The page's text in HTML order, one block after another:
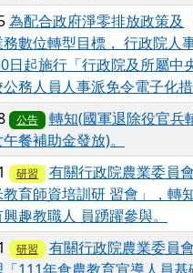
為配合政府淨零排放政策及
數位轉型目標， 行政院人
日起施行「行政院及所屬中
公務人員人事派免令電子化措
公告
轉知(國軍退除役官兵
餐補助金發放)。
研習
有關行政院農業委員
育師資培訓研 習會」，轉
趣教職人 員踴躍參與。
研習
有關行政院農業委員